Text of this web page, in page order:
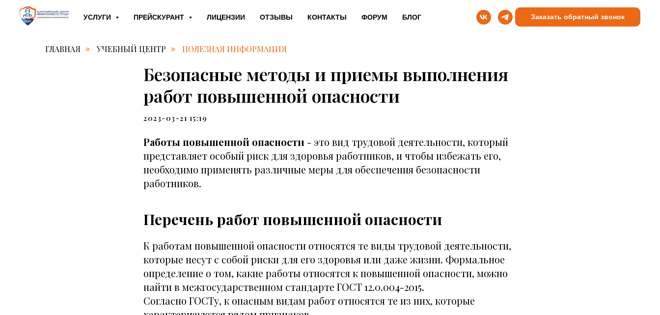
УСЛУГИ ПРЕЙСКУРАНТ ЛИЦЕНЗИИ ОТЗЫВЫ КОНТАКТЫ ФОРУМ БЛОГ Заказать обратный звонок
ГЛАВНАЯ » УЧЕБНЫЙ ЦЕНТР » ПОЛЕЗНАЯ ИНФОРМАЦИЯ
Безопасные методы и приемы выполнения
работ повышенной опасности
2023-03-21 15:19
Работы повышенной опасности - это вид трудовой деятельности, который
представляет особый риск для здоровья работников, и чтобы избежать его,
необходимо применять различные меры для обеспечения безопасности
работников.
Перечень работ повышенной опасности
К работам повышенной опасности относятся те виды трудовой деятельности,
которые несут с собой риски для его здоровья или даже жизни. Формальное
определение о том, какие работы относятся к повышенной опасности, можно
найти в межгосударственном стандарте ГОСТ 12.0.004-2015.
Согласно ГОСТу, к опасным видам работ относятся те из них, которые